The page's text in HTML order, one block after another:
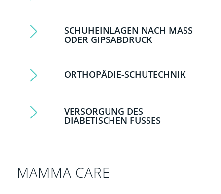
SCHUHEINLAGEN NACH MASS O
DER GIPSABDRUCK
ORTHOPÄDIE-SCHUTECHNIK
VERSORGUNG DES
DIABETISCHEN FUSSES
MAMMA CARE